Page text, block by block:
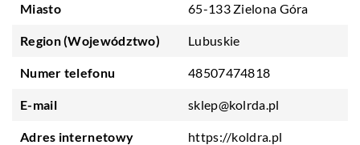
Miasto 65-133 Zielona Góra
Region (Województwo) Lubuskie
Numer telefonu 48507474818
E-mail sklep@kolrda.pl
Adres internetowy https://koldra.pl